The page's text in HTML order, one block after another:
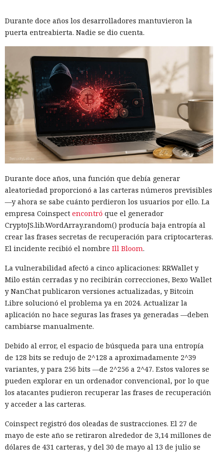
Durante doce años los desarrolladores mantuvieron la
puerta entreabierta. Nadie se dio cuenta.
Durante doce años, una función que debía generar
aleatoriedad proporcionó a las carteras números previsibles
—y ahora se sabe cuánto perdieron los usuarios por ello. La
empresa Coinspect encontró que el generador
CryptoJS.lib.WordArray.random() producía baja entropía al
crear las frases secretas de recuperación para criptocarteras.
El incidente recibió el nombre Ill Bloom.
La vulnerabilidad afectó a cinco aplicaciones: RRWallet y
Milo están cerradas y no recibirán correcciones, Bexo Wallet
y NanChat publicaron versiones actualizadas, y Bitcoin
Libre solucionó el problema ya en 2024. Actualizar la
aplicación no hace seguras las frases ya generadas —deben
cambiarse manualmente.
Debido al error, el espacio de búsqueda para una entropía
de 128 bits se redujo de 2^128 a aproximadamente 2^39
variantes, y para 256 bits —de 2^256 a 2^47. Estos valores se
pueden explorar en un ordenador convencional, por lo que
los atacantes pudieron recuperar las frases de recuperación
y acceder a las carteras.
Coinspect registró dos oleadas de sustracciones. El 27 de
mayo de este año se retiraron alrededor de 3,14 millones de
dólares de 431 carteras, y del 30 de mayo al 13 de julio se